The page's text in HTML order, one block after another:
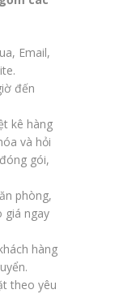
Email,
đến
kê hàng
và hỏi
gói,
phòng,
giá ngay
hàng
theo yêu